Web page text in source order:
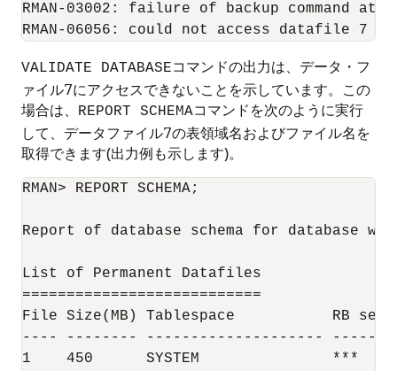
RMAN-03002: failure of backup command at
VALIDATE DATABASEコマンドの出力は、データ・フ
ァイル7にアクセスできないことを示しています。この
場合は、
REPORT SCHEMAコマンドを次のように実行
して、データファイル7の表領域名およびファイル名を
取得できます(出力例も示します)。
RMAN> REPORT SCHEMA;
Report of database schema for database with
List of Permanent Datafiles
===========================
File Size(MB) Tablespace           RB segs
---- -------- --------------------
1    450      SYSTEM               ***